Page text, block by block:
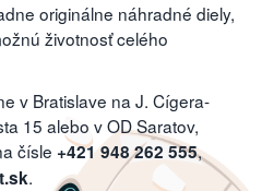
originálne náhradné diely,
životnosť celého
v Bratislave na J. Cígera-
15 alebo v OD Saratov,
čísle +421 948 262 555,
.